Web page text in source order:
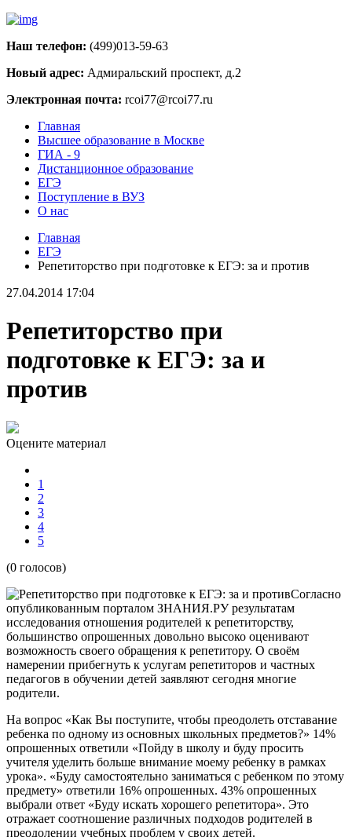
Наш телефон: (499)013-59-63
Новый адрес: Адмиральский проспект, д.2
Электронная почта: rcoi77@rcoi77.ru
Главная
Высшее образование в Москве
ГИА - 9
Дистанционное образование
ЕГЭ
Поступление в ВУЗ
О нас
Главная
ЕГЭ
Репетиторство при подготовке к ЕГЭ: за и против
27.04.2014 17:04
Репетиторство при
подготовке к ЕГЭ: за и
против
Оцените материал
1
2
3
4
5
(0 голосов)
Согласно
опубликованным порталом ЗНАНИЯ.РУ результатам
исследования отношения родителей к репетиторству,
большинство опрошенных довольно высоко оценивают
возможность своего обращения к репетитору. О своём
намерении прибегнуть к услугам репетиторов и частных
педагогов в обучении детей заявляют сегодня многие
родители.
На вопрос «Как Вы поступите, чтобы преодолеть отставание
ребенка по одному из основных школьных предметов?» 14%
опрошенных ответили «Пойду в школу и буду просить
учителя уделить больше внимание моему ребенку в рамках
урока». «Буду самостоятельно заниматься с ребенком по этому
предмету» ответили 16% опрошенных. 43% опрошенных
выбрали ответ «Буду искать хорошего репетитора». Это
отражает соотношение различных подходов родителей в
преодолении учебных проблем у своих детей.